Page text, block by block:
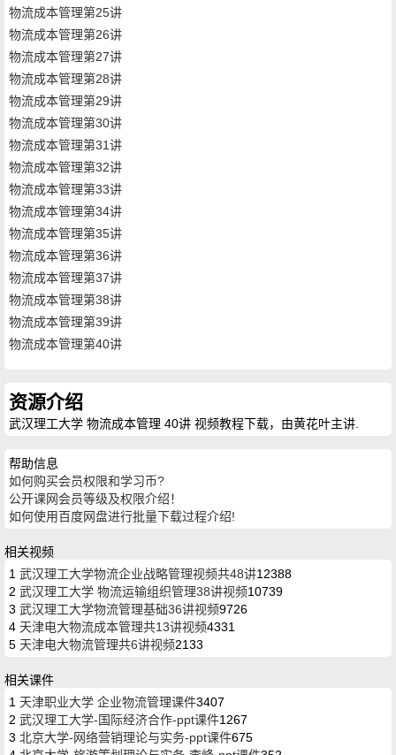
物流成本管理第25讲
物流成本管理第26讲
物流成本管理第27讲
物流成本管理第28讲
物流成本管理第29讲
物流成本管理第30讲
物流成本管理第31讲
物流成本管理第32讲
物流成本管理第33讲
物流成本管理第34讲
物流成本管理第35讲
物流成本管理第36讲
物流成本管理第37讲
物流成本管理第38讲
物流成本管理第39讲
物流成本管理第40讲
资源介绍
武汉理工大学 物流成本管理 40讲 视频教程下载，由黄花叶主讲.
帮助信息
如何购买会员权限和学习币?
公开课网会员等级及权限介绍！
如何使用百度网盘进行批量下载过程介绍!
相关视频
1 武汉理工大学物流企业战略管理视频共48讲12388
2 武汉理工大学 物流运输组织管理38讲视频10739
3 武汉理工大学物流管理基础36讲视频9726
4 天津电大物流成本管理共13讲视频4331
5 天津电大物流管理共6讲视频2133
相关课件
1 天津职业大学 企业物流管理课件3407
2 武汉理工大学-国际经济合作-ppt课件1267
3 北京大学-网络营销理论与实务-ppt课件675